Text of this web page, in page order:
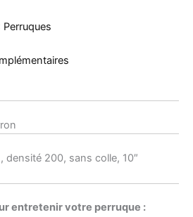
Perruques
densité 200, sans colle, 10″
entretenir votre perruque :